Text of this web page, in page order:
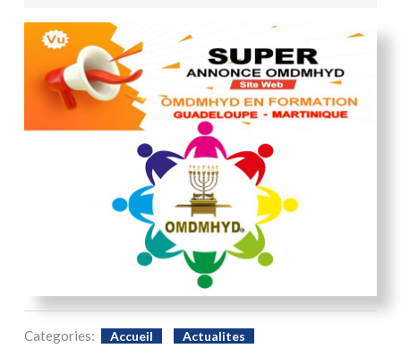
Categories: Accueil Actualites